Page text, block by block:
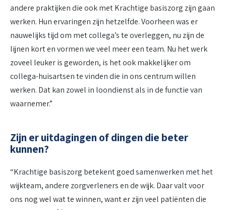
andere praktijken die ook met Krachtige basiszorg zijn gaan
werken. Hun ervaringen zijn hetzelfde. Voorheen was er
nauwelijks tijd om met collega’s te overleggen, nu zijn de
lijnen kort en vormen we veel meer een team. Nu het werk
zoveel leuker is geworden, is het ook makkelijker om
collega-huisartsen te vinden die in ons centrum willen
werken. Dat kan zowel in loondienst als in de functie van
waarnemer.”
Zijn er uitdagingen of dingen die beter
kunnen?
“Krachtige basiszorg betekent goed samenwerken met het
wijkteam, andere zorgverleners en de wijk. Daar valt voor
ons nog wel wat te winnen, want er zijn veel patiënten die